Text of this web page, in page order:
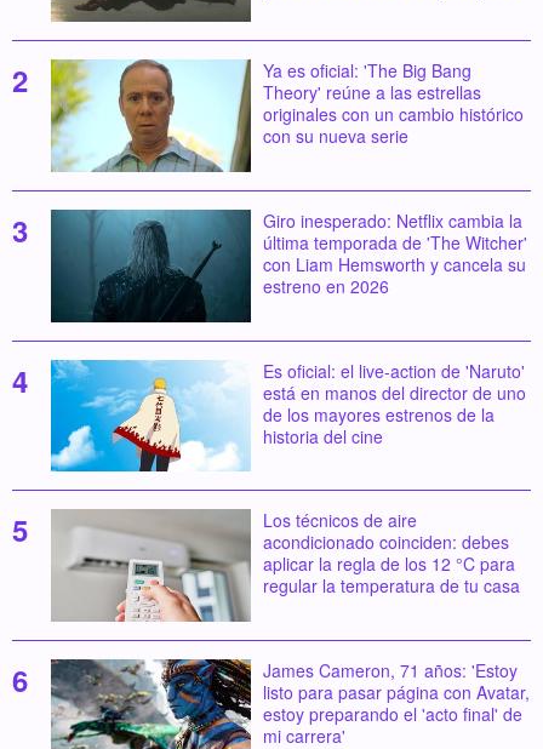
Ya es oficial: 'The Big Bang
Theory' reúne a las estrellas
originales con un cambio histórico
con su nueva serie
Giro inesperado: Netflix cambia la
última temporada de 'The Witcher'
con Liam Hemsworth y cancela su
estreno en 2026
Es oficial: el live-action de 'Naruto'
está en manos del director de uno
de los mayores estrenos de la
historia del cine
Los técnicos de aire
acondicionado coinciden: debes
aplicar la regla de los 12 °C para
regular la temperatura de tu casa
James Cameron, 71 años: 'Estoy
listo para pasar página con Avatar,
estoy preparando el 'acto final' de
mi carrera'